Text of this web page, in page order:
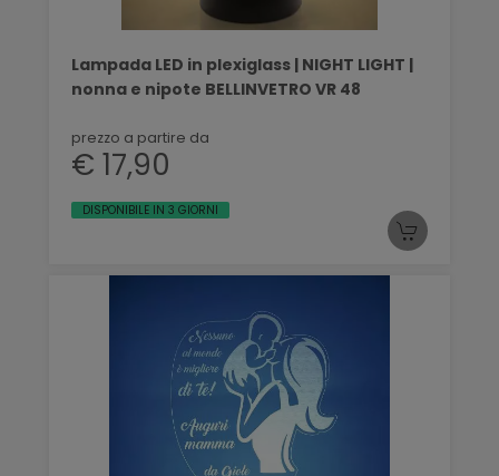
Lampada LED in plexiglass | NIGHT LIGHT |
nonna e nipote BELLINVETRO VR 48
prezzo a partire da
€ 17,90
DISPONIBILE IN 3 GIORNI